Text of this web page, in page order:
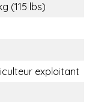
(115 lbs)
exploitant